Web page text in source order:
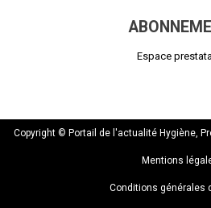
Espace
Copyright © Portail de l'actualité Hygiène,
Mentions
Conditions générales